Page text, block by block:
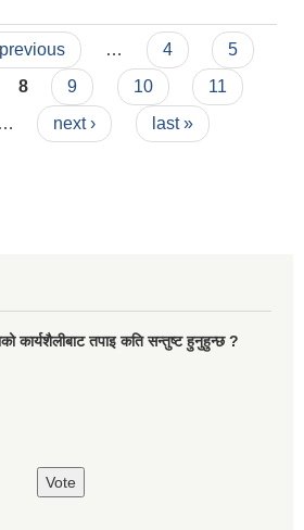
previous … 4
5
8 9 10
11
… next › last »
कार्यशैलीबाट तपाइ कति सन्तुष्ट हुनुहुन्छ ?